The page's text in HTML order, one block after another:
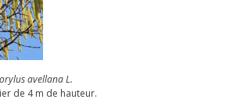
avellana L.
de 4 m de hauteur.